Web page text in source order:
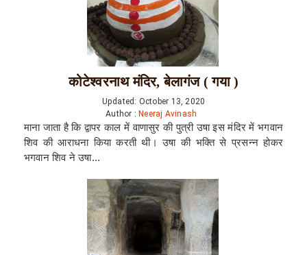
कोटेश्वरनाथ मंदिर, बेलागंज ( गया )
Updated: October 13, 2020
Author :Neeraj Avinash
माना जाता है कि द्वापर काल में वाणासुर की पुत्री उषा इस मंदिर में भगवान
शिव की आराधना किया करती थी। उषा की भक्ति से प्रसन्न होकर
भगवान शिव ने उषा...